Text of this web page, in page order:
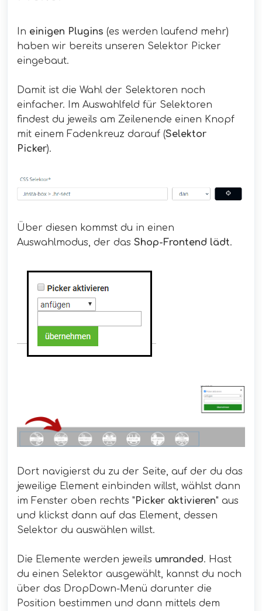
In einigen Plugins (es werden laufend mehr)
haben wir bereits unseren Selektor Picker
eingebaut.
Damit ist die Wahl der Selektoren noch
einfacher. Im Auswahlfeld für Selektoren
findest du jeweils am Zeilenende einen Knopf
mit einem Fadenkreuz darauf (Selektor
Picker).
Über diesen kommst du in einen
Auswahlmodus, der das Shop-Frontend lädt.
Dort navigierst du zu der Seite, auf der du das
jeweilige Element einbinden willst, wählst dann
im Fenster oben rechts "Picker aktivieren" aus
und klickst dann auf das Element, dessen
Selektor du auswählen willst.
Die Elemente werden jeweils umranded. Hast
du einen Selektor ausgewählt, kannst du noch
über das DropDown-Menü darunter die
Position bestimmen und dann mittels dem